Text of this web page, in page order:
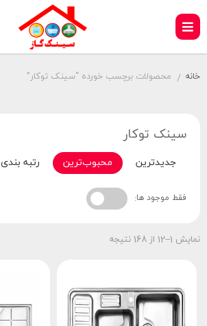
خانه / محصولات برچسب خورده “سینک توکار”
سینک توکار
جدیدترین محبوب‌ترین رتبه بندی
فقط موجود ها:
نمایش 1–12 از 168 نتیجه